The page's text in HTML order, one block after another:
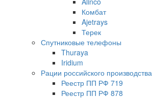
Комбат
Ajetrays
Терек
Спутниковые телефоны
Thuraya
Iridium
Рации российского производства
Реестр ПП РФ 719
Реестр ПП РФ 878